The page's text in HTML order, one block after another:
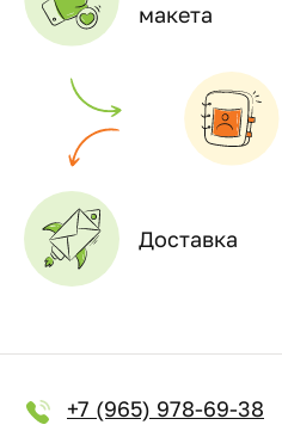
макета
Доставка
+7 (965) 978-69-38